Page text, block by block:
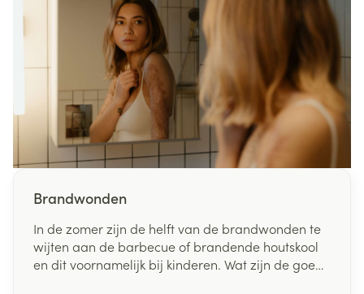
Brandwonden
In de zomer zijn de helft van de brandwonden te
wijten aan de barbecue of brandende houtskool
en dit voornamelijk bij kinderen. Wat zijn de goede